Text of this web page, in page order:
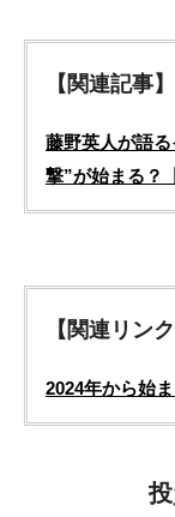
【関連記事】
藤野英人が語
撃”が始まる？
【関連リンク
2024年から始